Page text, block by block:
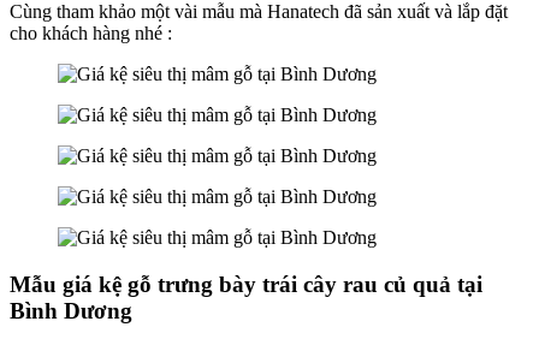
Cùng tham khảo một vài mẫu mà Hanatech đã sản xuất và lắp đặt
cho khách hàng nhé :
Mẫu giá kệ gỗ trưng bày trái cây rau củ quả tại
Bình Dương